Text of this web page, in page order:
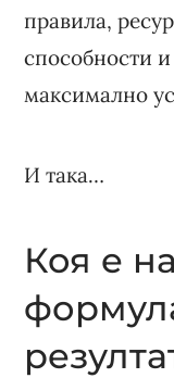
правила,
способности
максимално
И така…
Коя е